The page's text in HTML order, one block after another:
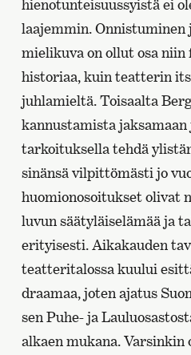
hienotunteisuussyistä ei
laajemmin. Onnistuminen
mielikuva on ollut osa niin
historiaa, kuin teatterin
juhlamieltä. Toisaalta
kannustamista
tarkoituksella tehdä
sinänsä vilpittömästi jo
huomionosoitukset olivat
luvun säätyläiselämää ja
erityisesti. Aikakauden
teatteritalossa kuului
draamaa, joten ajatus
sen Puhe- ja
alkaen mukana.